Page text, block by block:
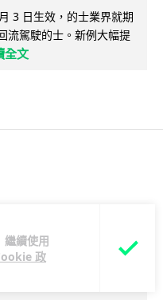
繼續使用
政
3 日生效，的士業界就期
流駕駛的士。新例大幅提
全文
型 業界質疑安